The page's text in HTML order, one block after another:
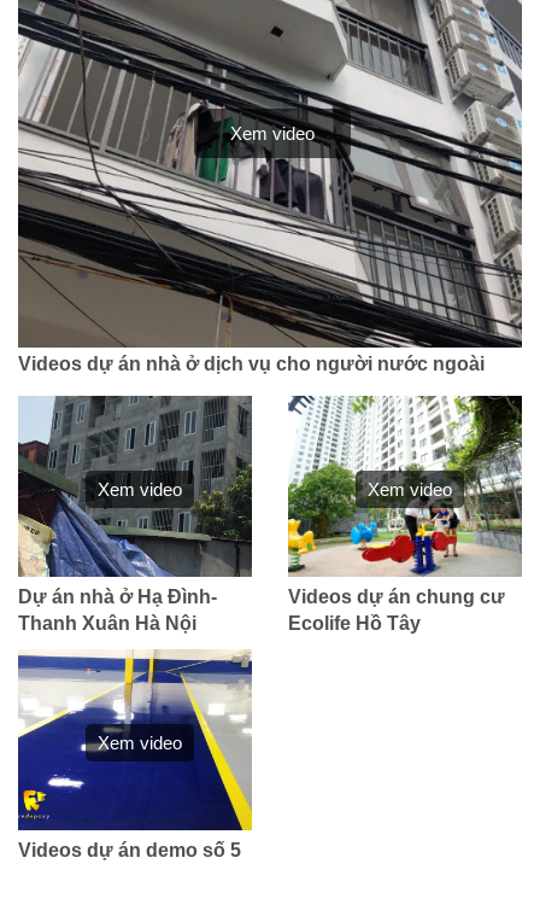
Xem video
Videos dự án nhà ở dịch vụ cho người nước ngoài
Xem video
Dự án nhà ở Hạ Đình-
Thanh Xuân Hà Nội
Xem video
Videos dự án chung cư
Ecolife Hồ Tây
Xem video
Videos dự án demo số 5